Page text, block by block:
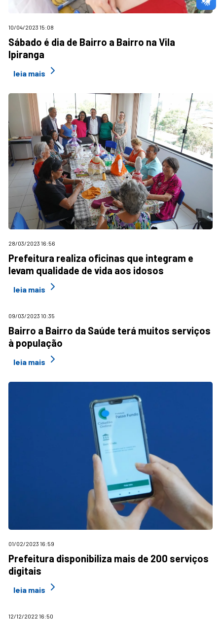
10/04/2023 15:08
Sábado é dia de Bairro a Bairro na Vila
Ipiranga
leia mais
28/03/2023 16:56
Prefeitura realiza oficinas que integram e
levam qualidade de vida aos idosos
leia mais
09/03/2023 10:35
Bairro a Bairro da Saúde terá muitos serviços
à população
leia mais
01/02/2023 16:59
Prefeitura disponibiliza mais de 200 serviços
digitais
leia mais
12/12/2022 16:50